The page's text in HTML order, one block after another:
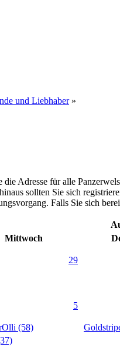
und Liebhaber»
Adresse für alle
sollten Sie sich
Falls Sie sich
Mittwoch
29
5
(58)